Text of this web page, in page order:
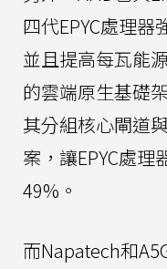
四代EPYC處理器
並且提高每瓦能
的雲端原生基礎
其分組核心閘道
案，讓EPYC處
49%。
而Napatech和